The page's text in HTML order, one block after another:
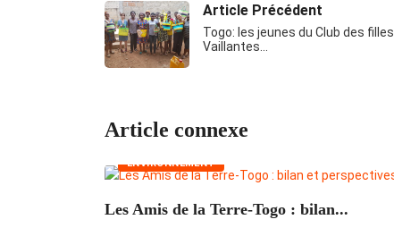
Article Précédent
Togo: les jeunes du Club des filles
Vaillantes…
Article connexe
ENVIRONNEMENT
Les Amis de la Terre-Togo : bilan...